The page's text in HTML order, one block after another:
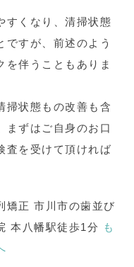
すくなり、清掃状態
ですが、前述のよう
を伴うこともありま
掃状態もの改善も含
まずはご自身のお口
査を受けて頂ければ
矯正 市川市の歯並び
本八幡駅徒歩1分
も